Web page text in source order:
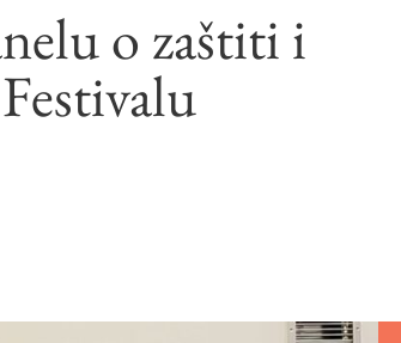
o zaštiti i